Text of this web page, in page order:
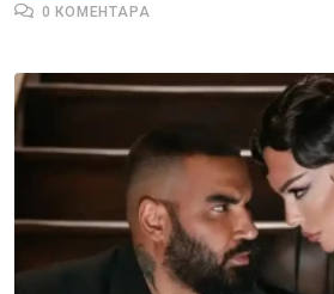
0 КОМЕНТАРА